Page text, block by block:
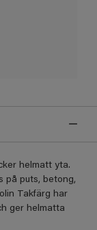
helmatt yta.
på puts, betong,
Takfärg har
ger helmatta